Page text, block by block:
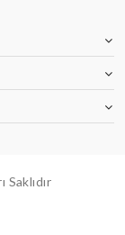
Saklıdır